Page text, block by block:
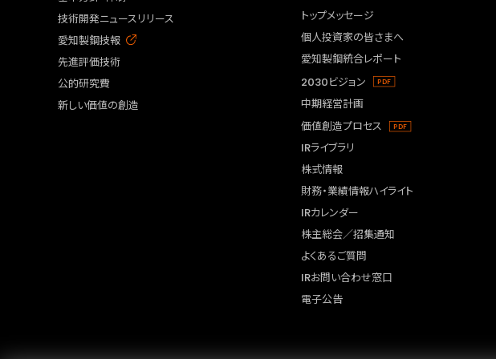
技術開発ニュースリリース
愛知製鋼技報
先進評価技術
公的研究費
新しい価値の創造
トップメッセージ
個人投資家の皆さまへ
愛知製鋼統合レポート
2030ビジョン
中期経営計画
価値創造プロセス
IRライブラリ
株式情報
財務・業績情報ハイライト
IRカレンダー
株主総会／招集通知
よくあるご質問
IRお問い合わせ窓口
電子公告